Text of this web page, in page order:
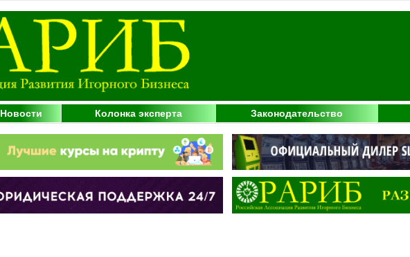
Новости Колонка эксперта Законодательство